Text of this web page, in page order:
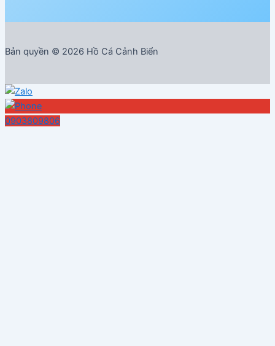
Bản quyền © 2026 Hồ Cá Cảnh Biển
0903809806